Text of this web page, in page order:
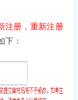
注册，重新注册
下：